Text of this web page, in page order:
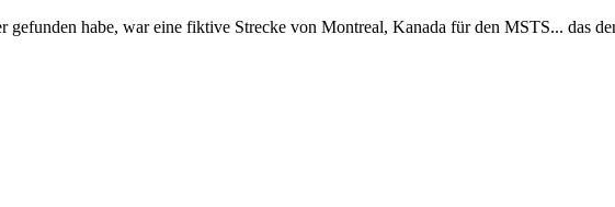
gefunden habe, war eine fiktive Strecke von Montreal, Kanada für den MSTS... das